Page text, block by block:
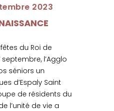
2023
du Roi de
septembre, l’Agglo
séniors un
d’Espaly Saint
de résidents du
l’unité de vie a